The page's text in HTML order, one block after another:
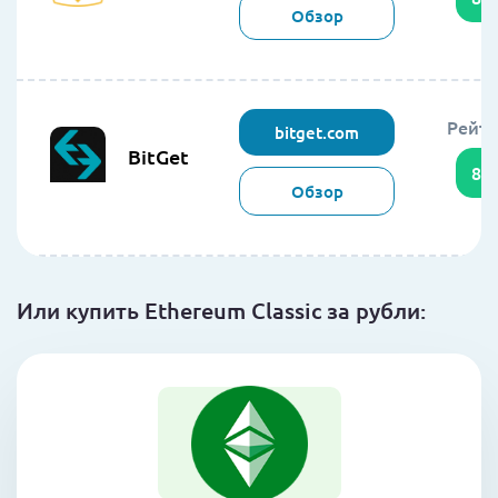
Обзор
BitGet
bitget.com
Обзор
85
Или купить Ethereum Classic за рубли: